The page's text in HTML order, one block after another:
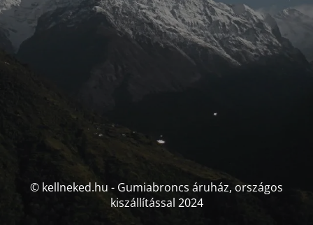
© kellneked.hu - Gumiabroncs áruház, országos
kiszállítással 2024